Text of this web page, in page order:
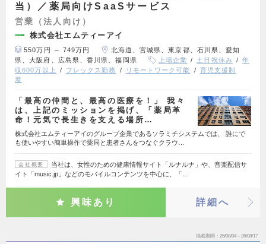
当）／薬局向けSaaSサービス
営業（法人向け）
株式会社エムティーアイ
550万円 ～ 749万円
北海道、宮城県、東京都、石川県、愛知
県、大阪府、広島県、香川県、福岡県
上場企業 土日祝休み
年
収600万以上
フレックス勤務 リモートワーク可能
育児支援制
度
「最高の仲間と、最高の医療を！」 我々
は、上記のミッションを掲げ、「薬局革
命！元気で長生きを支える場所…
株式会社エムティーアイのグループ企業であるソラミチシステムでは、 誰にで
も使いやすい簡単操作で薬局と患者さんをつなぐクラウ…
会社概要
当社は、女性のための健康情報サイト「ルナルナ」や、音楽配信サ
イト「music.jp」などのモバイルコンテンツを中心に、「…
興味あり 詳細へ
掲載期間 26/08/04～26/08/17